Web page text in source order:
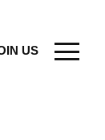
US